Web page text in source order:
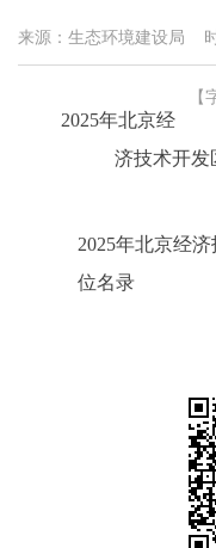
来源：生态环境建设局 时
【
2025年北京经
济技术开发
2025年北京经
位名录